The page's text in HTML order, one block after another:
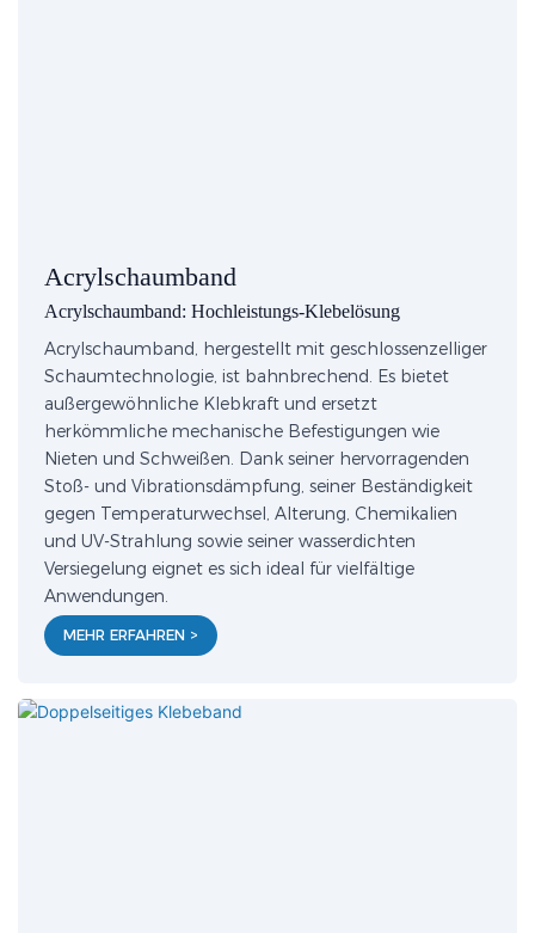
Acrylschaumband
Acrylschaumband: Hochleistungs-Klebelösung
Acrylschaumband, hergestellt mit geschlossenzelliger
Schaumtechnologie, ist bahnbrechend. Es bietet
außergewöhnliche Klebkraft und ersetzt
herkömmliche mechanische Befestigungen wie
Nieten und Schweißen. Dank seiner hervorragenden
Stoß- und Vibrationsdämpfung, seiner Beständigkeit
gegen Temperaturwechsel, Alterung, Chemikalien
und UV-Strahlung sowie seiner wasserdichten
Versiegelung eignet es sich ideal für vielfältige
Anwendungen.
MEHR ERFAHREN >